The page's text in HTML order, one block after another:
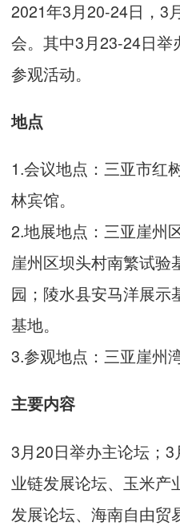
2021年3月20-24日，3
会。其中3月23-24日
参观活动。
地点
1.会议地点：三亚市红
林宾馆。
2.地展地点：三亚崖州
崖州区坝头村南繁试验
园；陵水县安马洋展示
基地。
3.参观地点：三亚崖州
主要内容
3月20日举办主论坛；
业链发展论坛、玉米产
发展论坛、海南自由贸